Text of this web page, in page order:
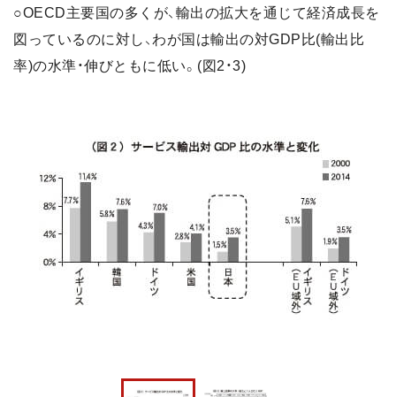
○OECD主要国の多くが、輸出の拡大を通じて経済成長を
図っているのに対し、わが国は輸出の対GDP比(輸出比
率)の水準・伸びともに低い。(図2・3)